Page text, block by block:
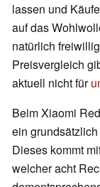
lassen und
auf das
natürlich
Preisvergleich
aktuell nicht für
Beim Xiaomi
ein
Dieses kommt
welcher acht